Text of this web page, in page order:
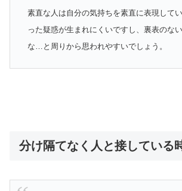
素直な人は自分の気持ちを素直に表現して
った疑惑が生まれにくいですし、裏表のな
な…と周りから思われやすいでしょう。
分け隔てなく人と接している